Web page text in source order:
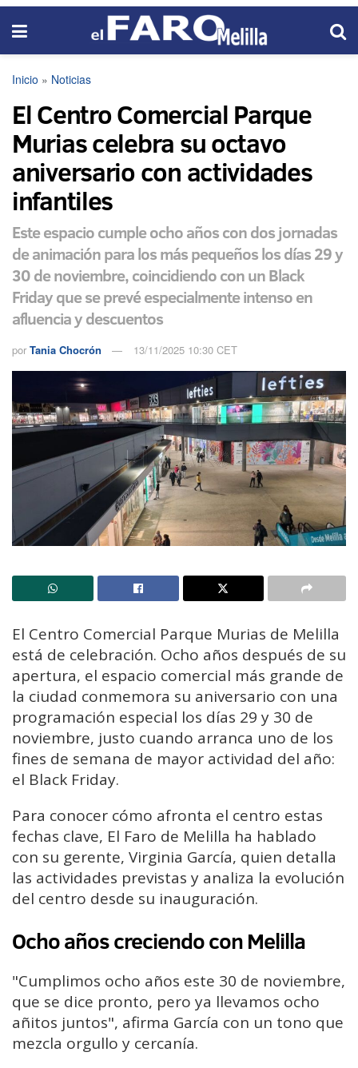
Inicio » Noticias
El Centro Comercial Parque
Murias celebra su octavo
aniversario con actividades
infantiles
Este espacio cumple ocho años con dos jornadas
de animación para los más pequeños los días 29 y
30 de noviembre, coincidiendo con un Black
Friday que se prevé especialmente intenso en
afluencia y descuentos
por Tania Chocrón 13/11/2025 10:30 CET
El Centro Comercial Parque Murias de Melilla
está de celebración. Ocho años después de su
apertura, el espacio comercial más grande de
la ciudad conmemora su aniversario con una
programación especial los días 29 y 30 de
noviembre, justo cuando arranca uno de los
fines de semana de mayor actividad del año:
el Black Friday.
Para conocer cómo afronta el centro estas
fechas clave, El Faro de Melilla ha hablado
con su gerente, Virginia García, quien detalla
las actividades previstas y analiza la evolución
del centro desde su inauguración.
Ocho años creciendo con Melilla
"Cumplimos ocho años este 30 de noviembre,
que se dice pronto, pero ya llevamos ocho
añitos juntos", afirma García con un tono que
mezcla orgullo y cercanía.